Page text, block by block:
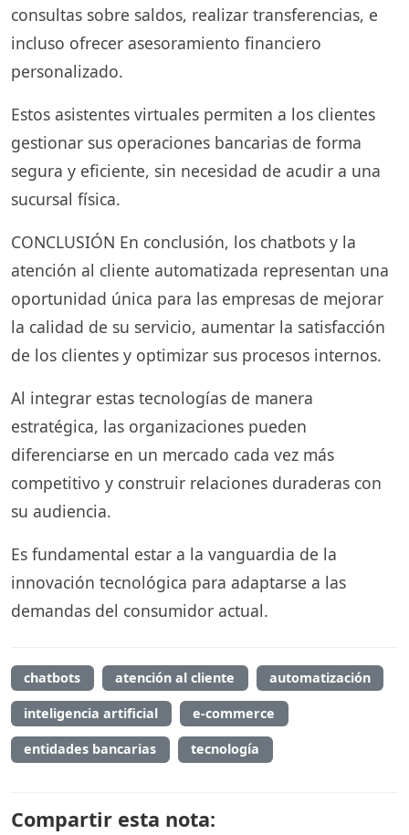
consultas sobre saldos, realizar transferencias, e
incluso ofrecer asesoramiento financiero
personalizado.
Estos asistentes virtuales permiten a los clientes
gestionar sus operaciones bancarias de forma
segura y eficiente, sin necesidad de acudir a una
sucursal física.
CONCLUSIÓN En conclusión, los chatbots y la
atención al cliente automatizada representan una
oportunidad única para las empresas de mejorar
la calidad de su servicio, aumentar la satisfacción
de los clientes y optimizar sus procesos internos.
Al integrar estas tecnologías de manera
estratégica, las organizaciones pueden
diferenciarse en un mercado cada vez más
competitivo y construir relaciones duraderas con
su audiencia.
Es fundamental estar a la vanguardia de la
innovación tecnológica para adaptarse a las
demandas del consumidor actual.
chatbots atención al cliente automatización
inteligencia artificial e-commerce
entidades bancarias tecnología
Compartir esta nota: